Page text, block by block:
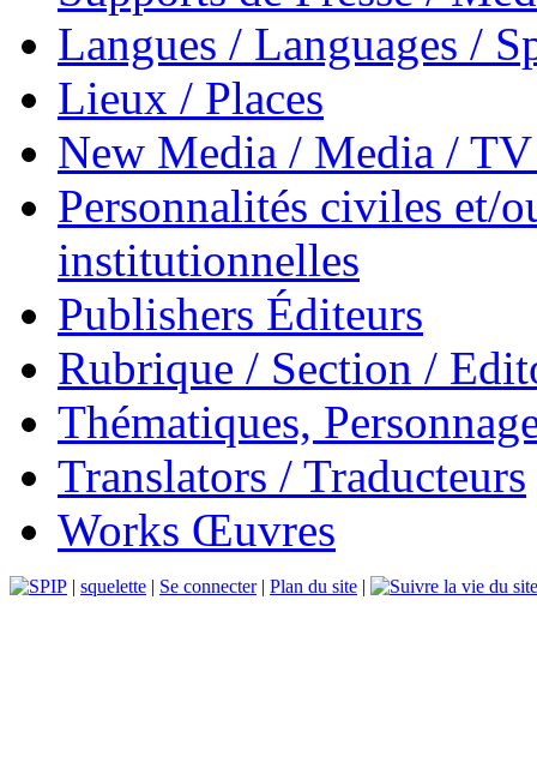
Langues / Languages /
Lieux / Places
New Media / Media /
Personnalités civiles et/
institutionnelles
Publishers Éditeurs
Rubrique / Section /
Thématiques,
Translators / Traducteurs
Works Œuvres
| squelette | Se connecter| Plan du site |